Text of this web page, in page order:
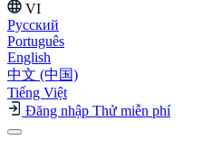
VI
Русский
Português
English
中文 (中国)
Tiếng Việt
Đăng nhập Thử miễn phí